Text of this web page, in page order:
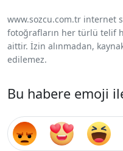
www.sozcu.com.tr internet
fotoğrafların her türlü telif
aittir. İzin alınmadan,
edilemez.
Bu habere emoji